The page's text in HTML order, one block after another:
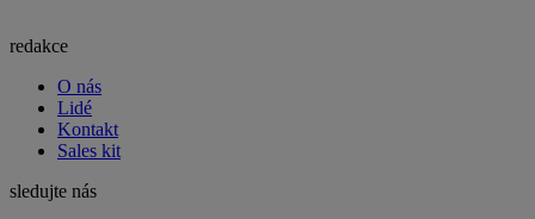
redakce
O nás
Lidé
Kontakt
Sales kit
sledujte nás